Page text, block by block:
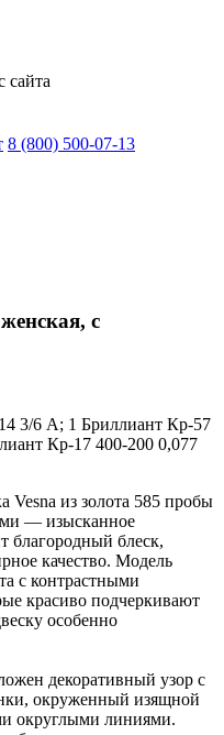
сайта
8 (800) 500-07-13
с
3/6 А; 1 Бриллиант Кр-57
Кр-17 400-200 0,077
Vesna из золота 585 пробы
— изысканное
благородный блеск,
качество. Модель
с контрастными
красиво подчеркивают
особенно
декоративный узор с
окруженный изящной
округлыми линиями.